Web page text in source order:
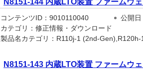
N8151-144 内蔵LTO装置 ファームウ
コンテンツID：9010110040 公開
カテゴリ：修正情報・ダウンロード
製品名カテゴリ：R110j-1 (2nd-
N8151-143 内蔵LTO装置 ファームウ